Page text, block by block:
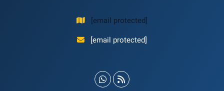
[email protected]
[email protected]